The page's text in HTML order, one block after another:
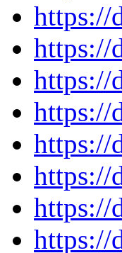
https://
https://
https://
https://
https://
https://
https://
https://